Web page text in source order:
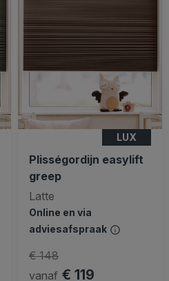
LUX
Plisségordijn easylift
greep
Latte
Online en via
adviesafspraak
vanaf € 119
€ 148